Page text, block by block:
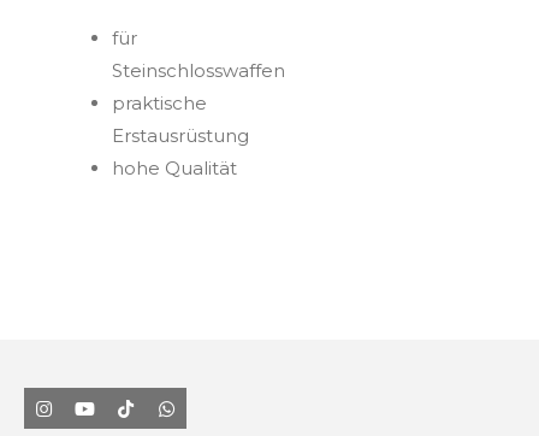
für
Steinschlosswaffen
praktische
Erstausrüstung
hohe Qualität
I
Y
T
W